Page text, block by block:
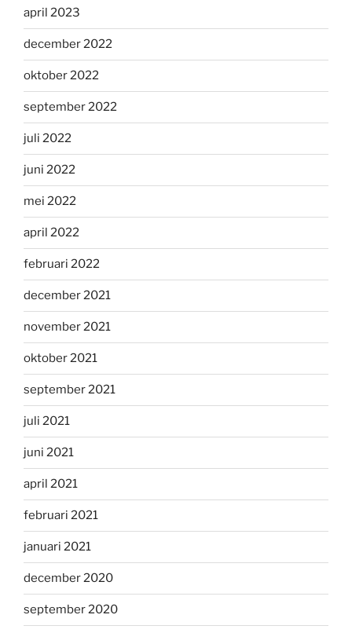
april 2023
december 2022
oktober 2022
september 2022
juli 2022
juni 2022
mei 2022
april 2022
februari 2022
december 2021
november 2021
oktober 2021
september 2021
juli 2021
juni 2021
april 2021
februari 2021
januari 2021
december 2020
september 2020